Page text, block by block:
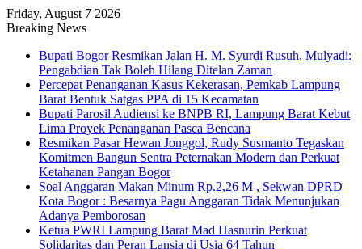
Friday, August 7 2026
Breaking News
Bupati Bogor Resmikan Jalan H. M. Syurdi Rusuh, Mulyadi:
Pengabdian Tak Boleh Hilang Ditelan Zaman
Percepat Penanganan Kasus Kekerasan, Pemkab Lampung
Barat Bentuk Satgas PPA di 15 Kecamatan
Bupati Parosil Audiensi ke BNPB RI, Lampung Barat Kebut
Lima Proyek Penanganan Pasca Bencana
Resmikan Pasar Hewan Jonggol, Rudy Susmanto Tegaskan
Komitmen Bangun Sentra Peternakan Modern dan Perkuat
Ketahanan Pangan Bogor
Soal Anggaran Makan Minum Rp.2,26 M , Sekwan DPRD
Kota Bogor : Besarnya Pagu Anggaran Tidak Menunjukan
Adanya Pemborosan
Ketua PWRI Lampung Barat Mad Hasnurin Perkuat
Solidaritas dan Peran Lansia di Usia 64 Tahun